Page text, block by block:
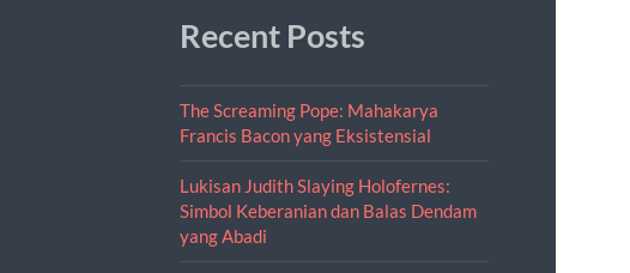
Recent Posts
The Screaming Pope: Mahakarya
Francis Bacon yang Eksistensial
Lukisan Judith Slaying Holofernes:
Simbol Keberanian dan Balas Dendam
yang Abadi